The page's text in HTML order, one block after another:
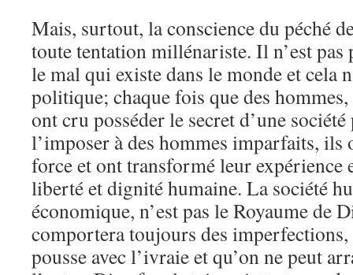
Mais, surtout, la conscience du péché
toute tentation millénariste. Il n’est pas
le mal qui existe dans le monde et cela
politique; chaque fois que des
ont cru posséder le secret d’une
l’imposer à des hommes imparfaits, ils
force et ont transformé leur expérience
liberté et dignité humaine. La société
économique, n’est pas le Royaume de
comportera toujours des
pousse avec l’ivraie et qu’on ne peut